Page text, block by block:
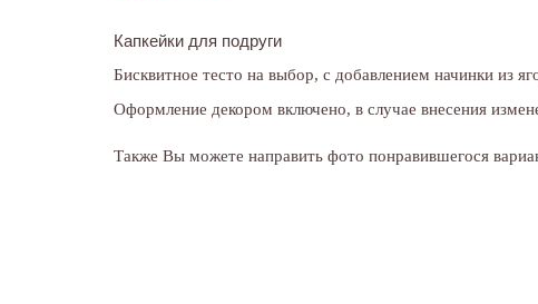
Капкейки для подруги
Бисквитное тесто на выбор, с добавлением начинки из
Оформление декором включено, в случае внесения
Также Вы можете направить фото понравившегося